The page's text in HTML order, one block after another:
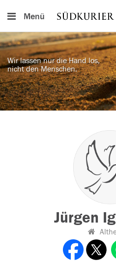
Menü
Wir lassen nur die Hand los,
nicht den Menschen.
Jürgen